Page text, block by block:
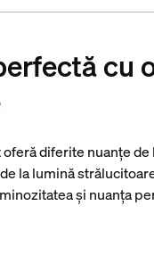
cu
diferite nuanțe de
la lumină
și nuanța